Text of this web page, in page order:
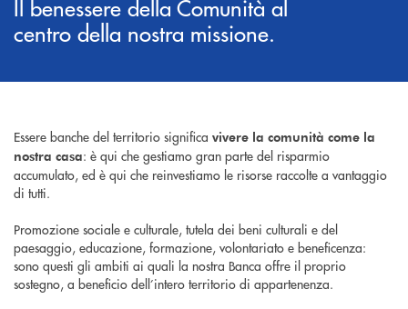
Il benessere della Comunità al
centro della nostra missione.
Essere banche del territorio significa vivere la comunità come la
nostra casa: è qui che gestiamo gran parte del risparmio
accumulato, ed è qui che reinvestiamo le risorse raccolte a vantaggio
di tutti.
Promozione sociale e culturale, tutela dei beni culturali e del
paesaggio, educazione, formazione, volontariato e beneficenza:
sono questi gli ambiti ai quali la nostra Banca offre il proprio
sostegno, a beneficio dell’intero territorio di appartenenza.